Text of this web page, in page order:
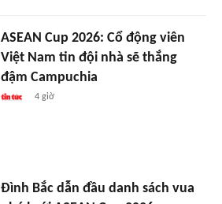
ASEAN Cup 2026: Cổ động viên
Việt Nam tin đội nhà sẽ thắng
đậm Campuchia
4 giờ
Đình Bắc dẫn đầu danh sách vua